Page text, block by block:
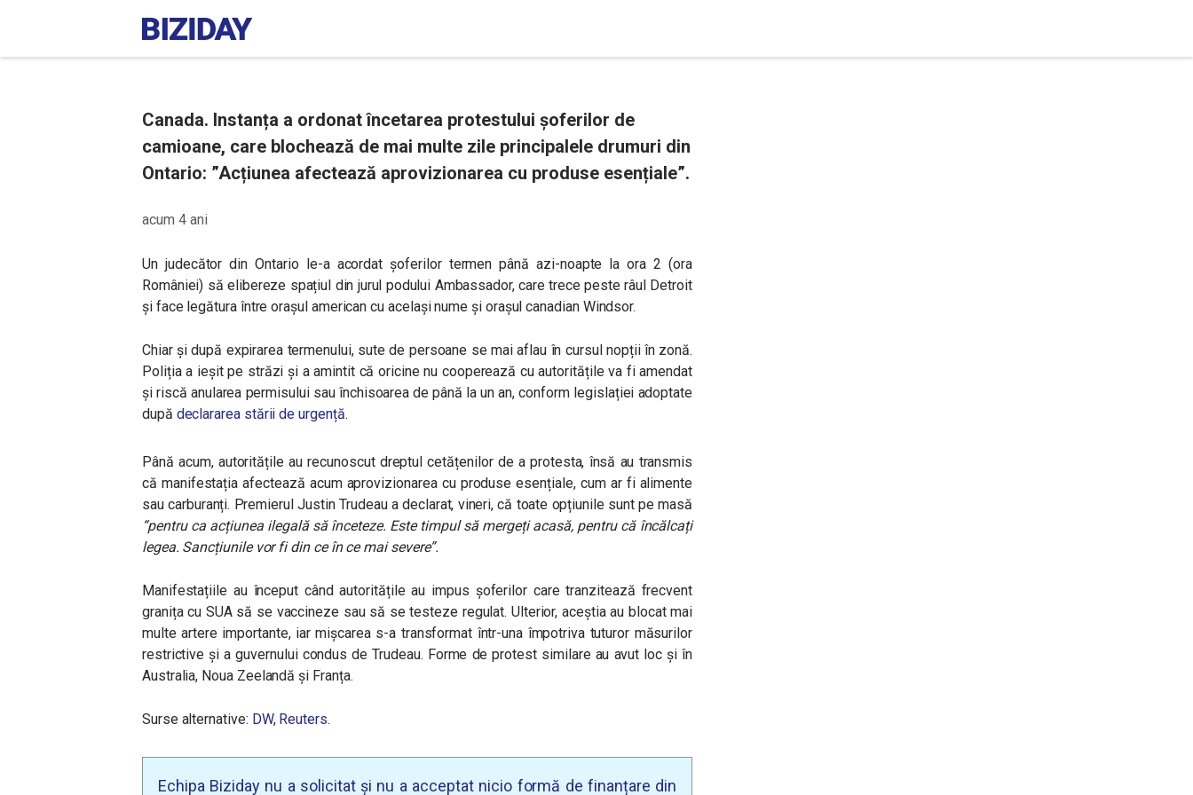
Canada. Instanța a ordonat încetarea protestului șoferilor de
camioane, care blochează de mai multe zile principalele drumuri din
Ontario: ”Acțiunea afectează aprovizionarea cu produse esențiale”.
acum 4 ani
Un judecător din Ontario le-a acordat șoferilor termen până azi-noapte la ora 2 (ora
României) să elibereze spațiul din jurul podului Ambassador, care trece peste râul Detroit
și face legătura între orașul american cu același nume și orașul canadian Windsor.
Chiar și după expirarea termenului, sute de persoane se mai aflau în cursul nopții în zonă.
Poliția a ieșit pe străzi și a amintit că oricine nu cooperează cu autoritățile va fi amendat
și riscă anularea permisului sau închisoarea de până la un an, conform legislației adoptate
după declararea stării de urgență.
Până acum, autoritățile au recunoscut dreptul cetățenilor de a protesta, însă au transmis
că manifestația afectează acum aprovizionarea cu produse esențiale, cum ar fi alimente
sau carburanți. Premierul Justin Trudeau a declarat, vineri, că toate opțiunile sunt pe masă
“pentru ca acțiunea ilegală să înceteze. Este timpul să mergeți acasă, pentru că încălcați
legea. Sancțiunile vor fi din ce în ce mai severe”.
Manifestațiile au început când autoritățile au impus șoferilor care tranzitează frecvent
granița cu SUA să se vaccineze sau să se testeze regulat. Ulterior, aceștia au blocat mai
multe artere importante, iar mișcarea s-a transformat într-una împotriva tuturor măsurilor
restrictive și a guvernului condus de Trudeau. Forme de protest similare au avut loc și în
Australia, Noua Zeelandă și Franța.
Surse alternative: DW, Reuters.
Echipa Biziday nu a solicitat și nu a acceptat nicio formă de finanțare din